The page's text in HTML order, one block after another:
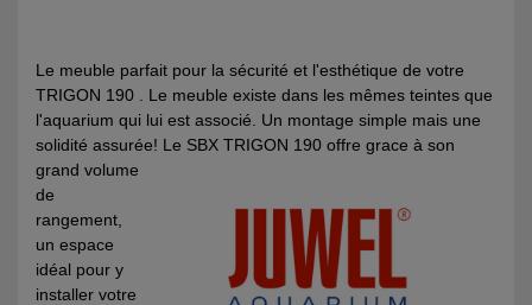
Le meuble parfait pour la sécurité et l'esthétique de votre
TRIGON 190 . Le meuble existe dans les mêmes teintes que
l'aquarium qui lui est associé. Un montage simple mais une
solidité assurée! Le SBX TRIGON 190 offre grace à son
grand volume
de
rangement,
un espace
idéal pour y
installer votre